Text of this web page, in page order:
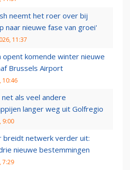
neemt het roer over bij
naar nieuwe fase van groei'
11:37
opent komende winter nieuwe
Brussels Airport
10:46
als veel andere
langer weg uit Golfregio
9:00
breidt netwerk verder uit:
nieuwe bestemmingen
7:29